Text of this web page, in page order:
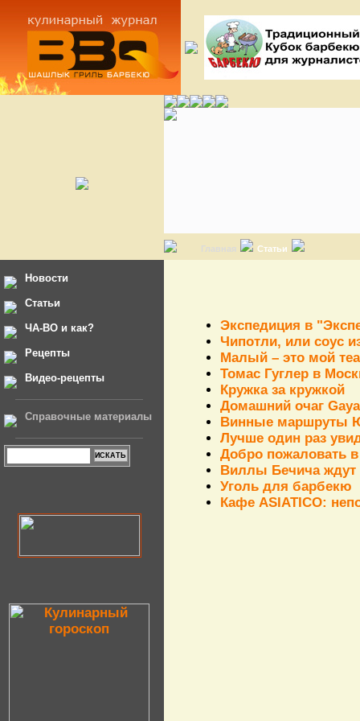
Главная Статьи
Новости
Статьи
ЧА-ВО и как?
Рецепты
Видео-рецепты
Справочные материалы
Экспедиция в
Чипотли, или соус
Малый – это мой
Томас Гуглер в
Кружка за кружкой
Домашний очаг
Винные маршруты
Лучше один раз
Добро пожаловать
Виллы Бечича ждут
Уголь для барбекю
Кафе ASIATICO: